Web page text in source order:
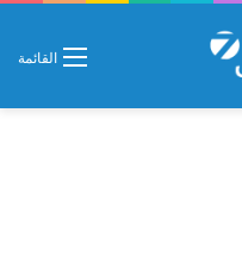
القائمة